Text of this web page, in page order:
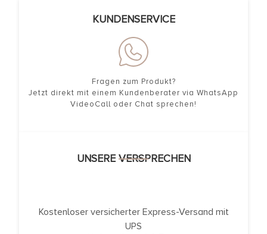
KUNDENSERVICE
Fragen zum Produkt?
Jetzt direkt mit einem Kundenberater via WhatsApp
VideoCall oder Chat sprechen!
UNSERE VERSPRECHEN
Kostenloser versicherter Express-Versand mit
UPS